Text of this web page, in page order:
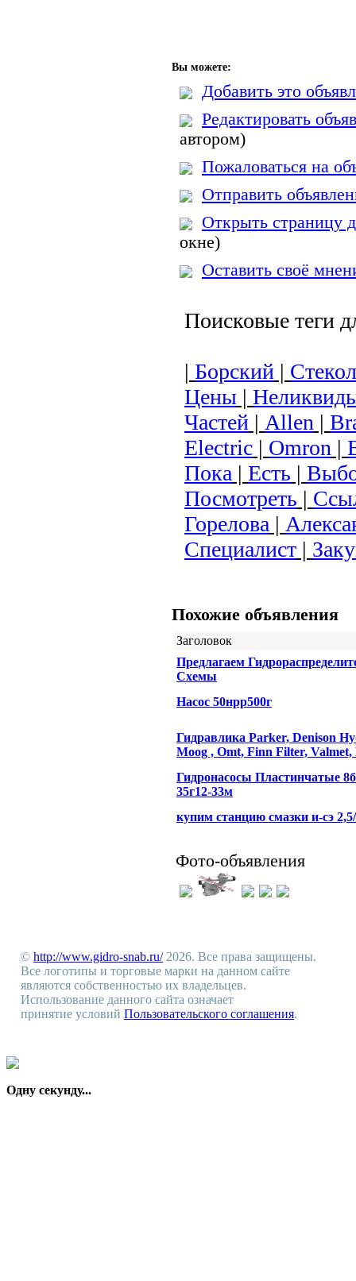
Вы можете:
Добавить это
Редактировать
автором)
Пожаловаться на
Отправить
Открыть страницу
окне)
Оставить своё
Поисковые теги
| Борский |
Цены |
Частей | Аllen |
Electric | Omron |
Пока | Есть |
Посмотреть |
Горелова |
Специалист |
Похожие объявления
Заголовок
Предлагаем
Схемы
Насос 50нрр500г
Гидравлика Parker, Denison
Moog , Omt, Finn Filter,
Гидронасосы Пластинчатые
35г12-33м
купим станцию смазки и-сэ
Фото-объявления
© http://www.gidro-snab.ru/2026. Все права защищены.
Все логотипы и торговые марки на данном сайте
являются собственностью их владельцев.
Использование данного сайта означает
принятие условий Пользовательского соглашения.
Одну секунду...